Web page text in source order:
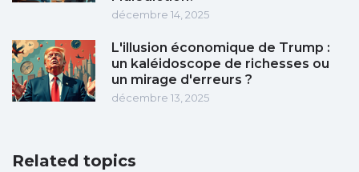
décembre 14, 2025
L'illusion économique de Trump :
un kaléidoscope de richesses ou
un mirage d'erreurs ?
décembre 13, 2025
Related topics